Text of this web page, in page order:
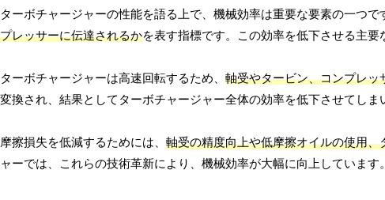
ターボチャージャーの性能を語る上で、機械効率は重要な要素の一つで
プレッサーに伝達されるかを表す指標です。この効率を低下させる主要
ターボチャージャーは高速回転するため、 軸受やタービン、コンプレ
変換され、結果としてターボチャージャー全体の効率を低下させてしま
摩擦損失を低減するためには、 軸受の精度向上や低摩擦オイルの使用
ャーでは、これらの技術革新により、機械効率が大幅に向上しています。